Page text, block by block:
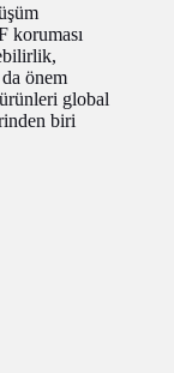
koruması
önem
ürünleri global
biri